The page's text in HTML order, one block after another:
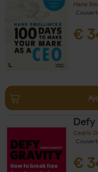
Hans
€
Cedric
€